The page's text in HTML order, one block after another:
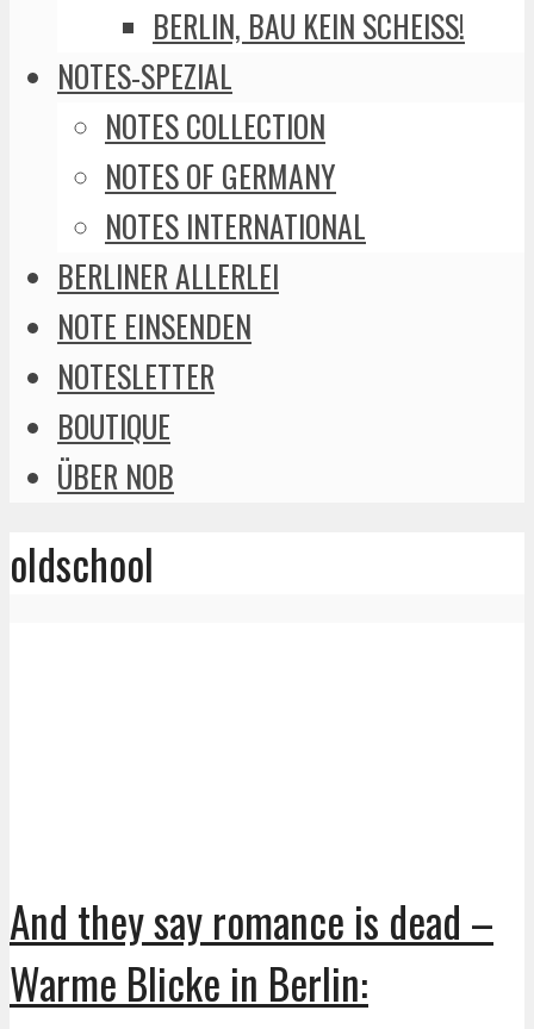
BERLIN, BAU KEIN SCHEISS!
NOTES-SPEZIAL
NOTES COLLECTION
NOTES OF GERMANY
NOTES INTERNATIONAL
BERLINER ALLERLEI
NOTE EINSENDEN
NOTESLETTER
BOUTIQUE
ÜBER NOB
oldschool
And they say romance is dead –
Warme Blicke in Berlin: